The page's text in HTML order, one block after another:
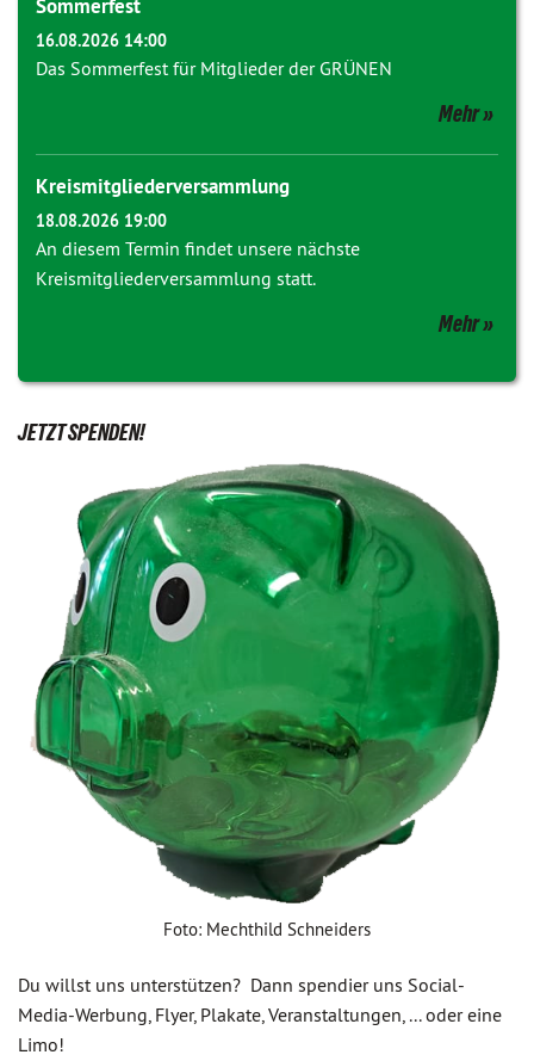
Sommerfest
16.08.2026 14:00
Das Sommerfest für Mitglieder der GRÜNEN
Mehr
Kreismitgliederversammlung
18.08.2026 19:00
An diesem Termin findet unsere nächste
Kreismitgliederversammlung statt.
Mehr
JETZT SPENDEN!
Foto: Mechthild Schneiders
Du willst uns unterstützen? Dann spendier uns Social-
Media-Werbung, Flyer, Plakate, Veranstaltungen, ... oder eine
Limo!